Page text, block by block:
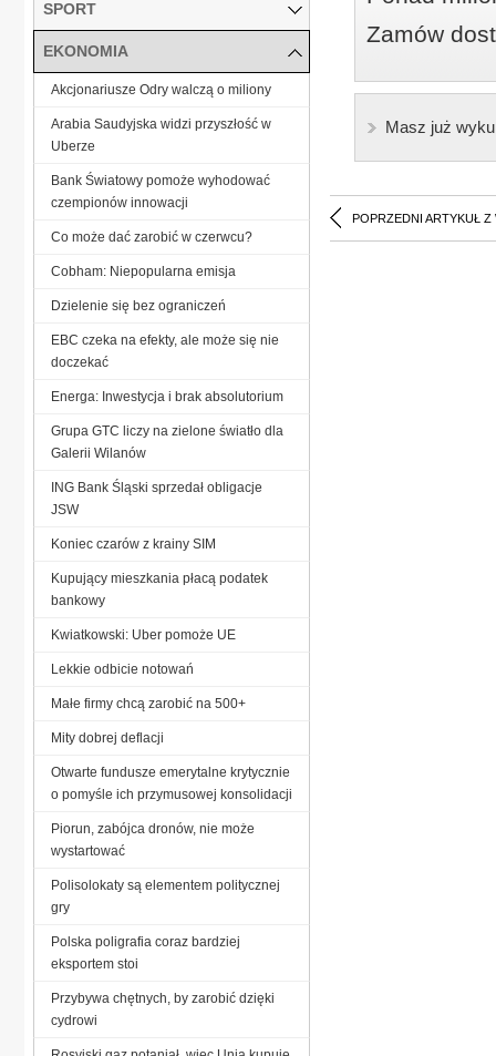
Zamów
Masz już
POPRZEDNI ARTYKUŁ Z
SPORT
EKONOMIA
Akcjonariusze Odry walczą o miliony
Arabia Saudyjska widzi przyszłość w
Uberze
Bank Światowy pomoże wyhodować
czempionów innowacji
Co może dać zarobić w czerwcu?
Cobham: Niepopularna emisja
Dzielenie się bez ograniczeń
EBC czeka na efekty, ale może się nie
doczekać
Energa: Inwestycja i brak absolutorium
Grupa GTC liczy na zielone światło dla
Galerii Wilanów
ING Bank Śląski sprzedał obligacje
JSW
Koniec czarów z krainy SIM
Kupujący mieszkania płacą podatek
bankowy
Kwiatkowski: Uber pomoże UE
Lekkie odbicie notowań
Małe firmy chcą zarobić na 500+
Mity dobrej deflacji
Otwarte fundusze emerytalne krytycznie
o pomyśle ich przymusowej konsolidacji
Piorun, zabójca dronów, nie może
wystartować
Polisolokaty są elementem politycznej
gry
Polska poligrafia coraz bardziej
eksportem stoi
Przybywa chętnych, by zarobić dzięki
cydrowi